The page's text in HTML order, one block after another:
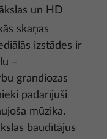
un HD
skaņas
izstādes ir
–
grandiozas
padarījuši
mūzika.
baudītājus